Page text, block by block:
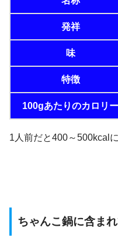
発祥
味
特徴
100gあたりのカロリー
1人前だと400～500kcal
ちゃんこ鍋に含ま